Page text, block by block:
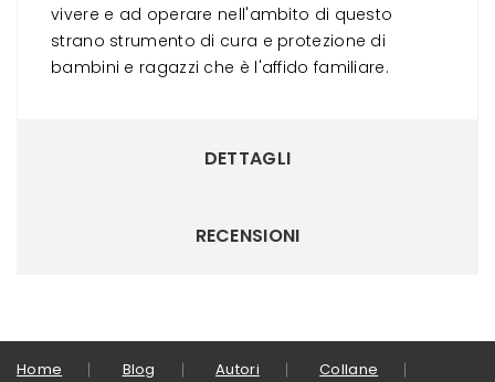
vivere e ad operare nell'ambito di questo
strano strumento di cura e protezione di
bambini e ragazzi che è l'affido familiare.
DETTAGLI
RECENSIONI
Home Blog Autori
Collane